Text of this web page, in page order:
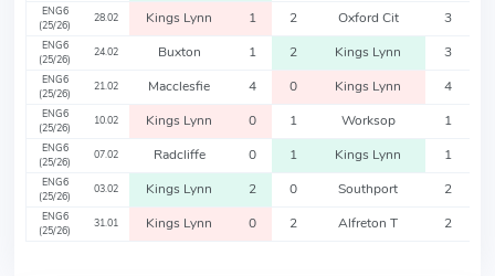
ENG6
(25/26)
28.02 Kings Lynn 1 2 Oxford Cit 3
ENG6
(25/26)
24.02 Buxton 1 2 Kings Lynn 3
ENG6
(25/26)
21.02 Macclesfie 4 0 Kings Lynn 4
ENG6
(25/26)
10.02 Kings Lynn 0 1 Worksop 1
ENG6
(25/26)
07.02 Radcliffe 0 1 Kings Lynn 1
ENG6
(25/26)
03.02 Kings Lynn 2 0 Southport 2
ENG6
(25/26)
31.01 Kings Lynn 0 2 Alfreton T 2